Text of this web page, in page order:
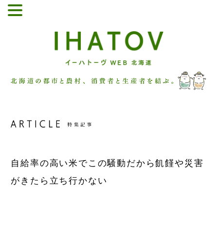
自給率の高い米でこの騒動だから飢饉や災害
がきたら立ち行かない